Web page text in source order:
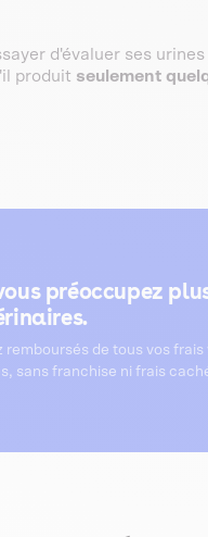
d'évaluer ses
produit seulement
préoccupez
remboursés de tous vos
sans franchise ni frais